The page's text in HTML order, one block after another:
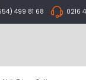
499 81 68 0216